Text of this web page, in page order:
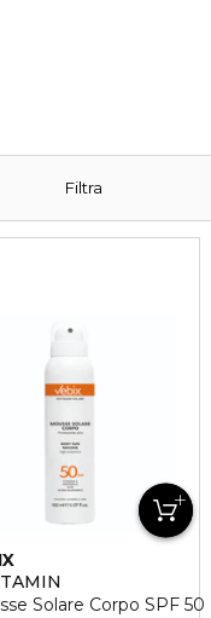
Filtra
Specific
Solare Corpo SPF